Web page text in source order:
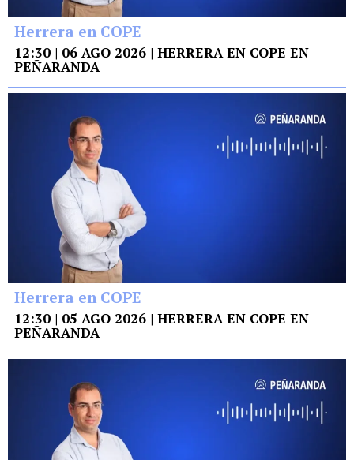
Herrera en COPE
12:30 | 06 AGO 2026 | HERRERA EN COPE EN
PEÑARANDA
Herrera en COPE
12:30 | 05 AGO 2026 | HERRERA EN COPE EN
PEÑARANDA